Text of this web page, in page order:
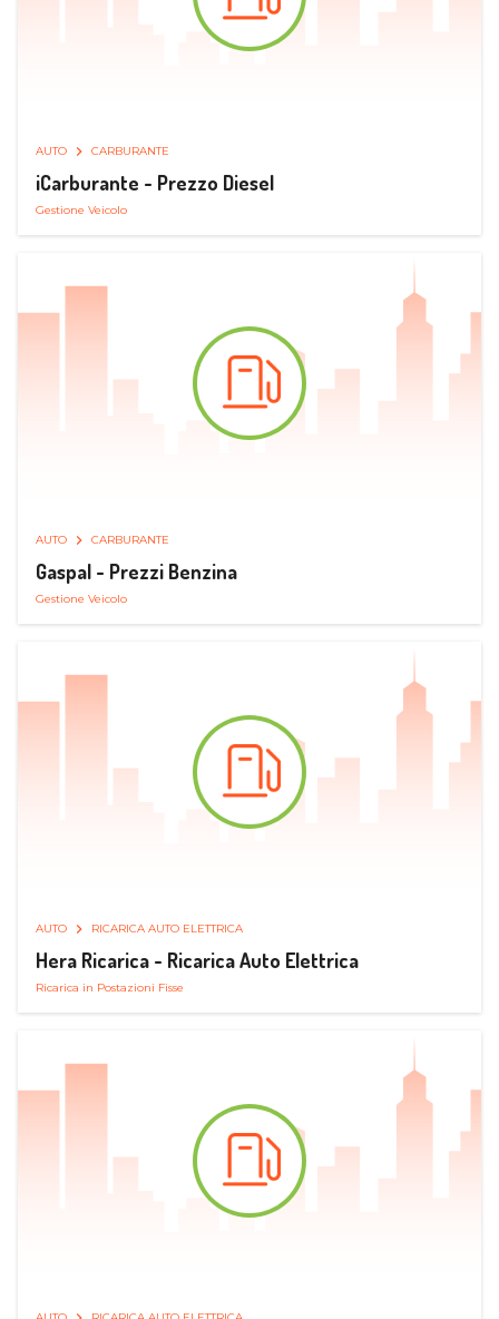
AUTO CARBURANTE
iCarburante - Prezzo Diesel
Gestione Veicolo
AUTO CARBURANTE
Gaspal - Prezzi Benzina
Gestione Veicolo
AUTO RICARICA AUTO ELETTRICA
Hera Ricarica - Ricarica Auto Elettrica
Ricarica in Postazioni Fisse